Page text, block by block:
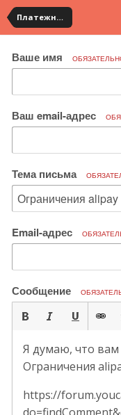
Платежная система ALIPAY и оплата банковскими картами
Ваше имя
Ваш email-адрес
Тема письма
Email-адрес
Сообщение
Я думаю, что вам
Ограничения
https://